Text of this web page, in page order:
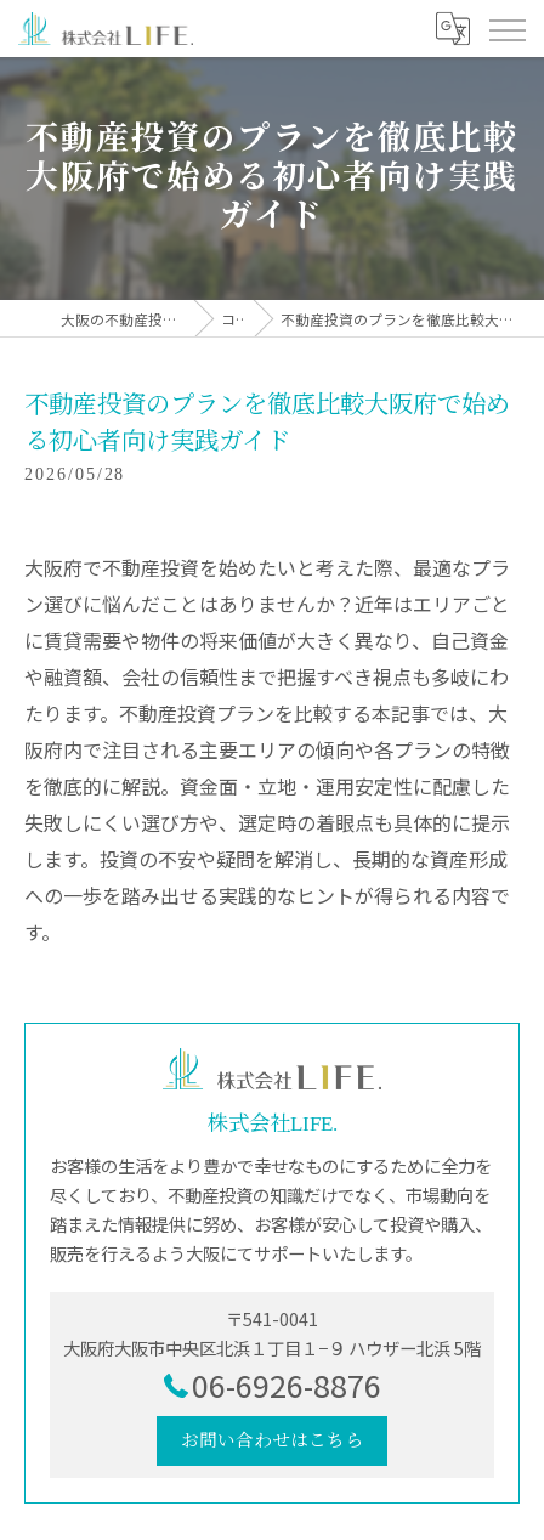
不動産投資のプランを徹底比較
大阪府で始める初心者向け実践
ガイド
大阪の不動産投資なら株式会社LIFE. コラム 不動産投資のプランを徹底比較大阪府で始める初心者向け実践ガイド
不動産投資のプランを徹底比較大阪府で始め
る初心者向け実践ガイド
2026/05/28
大阪府で不動産投資を始めたいと考えた際、最適なプラ
ン選びに悩んだことはありませんか？近年はエリアごと
に賃貸需要や物件の将来価値が大きく異なり、自己資金
や融資額、会社の信頼性まで把握すべき視点も多岐にわ
たります。不動産投資プランを比較する本記事では、大
阪府内で注目される主要エリアの傾向や各プランの特徴
を徹底的に解説。資金面・立地・運用安定性に配慮した
失敗しにくい選び方や、選定時の着眼点も具体的に提示
します。投資の不安や疑問を解消し、長期的な資産形成
への一歩を踏み出せる実践的なヒントが得られる内容で
す。
株式会社LIFE.
お客様の生活をより豊かで幸せなものにするために全力を
尽くしており、不動産投資の知識だけでなく、市場動向を
踏まえた情報提供に努め、お客様が安心して投資や購入、
販売を行えるよう大阪にてサポートいたします。
〒541-0041
大阪府大阪市中央区北浜１丁目１−９ ハウザー北浜 5階
06-6926-8876
お問い合わせはこちら